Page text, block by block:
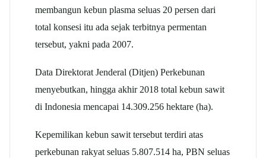
membangun kebun plasma seluas 20 persen dari
total konsesi itu ada sejak terbitnya permentan
tersebut, yakni pada 2007.
Data Direktorat Jenderal (Ditjen) Perkebunan
menyebutkan, hingga akhir 2018 total kebun sawit
di Indonesia mencapai 14.309.256 hektare (ha).
Kepemilikan kebun sawit tersebut terdiri atas
perkebunan rakyat seluas 5.807.514 ha, PBN seluas